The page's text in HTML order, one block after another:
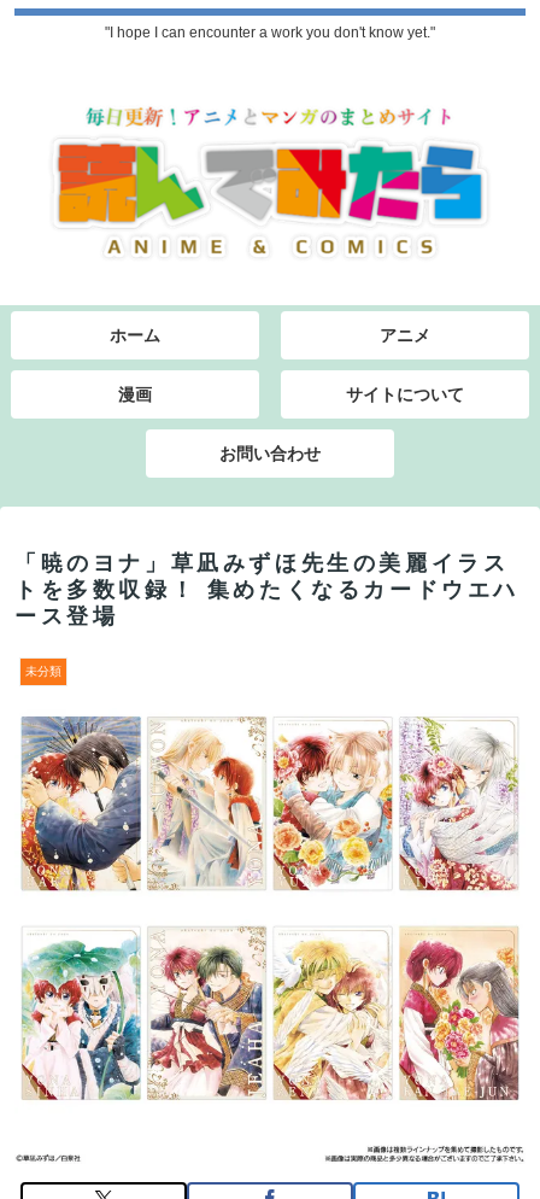
"I hope I can encounter a work you don't know yet."
ホーム アニメ
漫画 サイトについて
お問い合わせ
「暁のヨナ」草凪みずほ先生の美麗イラス
トを多数収録！ 集めたくなるカードウエハ
ース登場
未分類